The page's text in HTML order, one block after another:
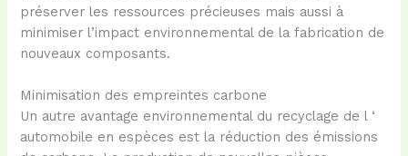
préserver les ressources précieuses mais aussi à
minimiser l’impact environnemental de la fabrication de
nouveaux composants.
Minimisation des empreintes carbone
Un autre avantage environnemental du recyclage de l ‘
automobile en espèces est la réduction des émissions